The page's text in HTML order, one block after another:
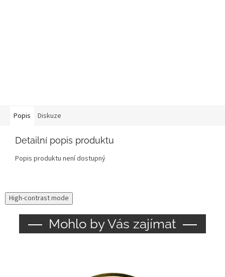
Popis Diskuze
Detailní popis produktu
Popis produktu není dostupný
High-contrast mode
Mohlo by Vás zajímat